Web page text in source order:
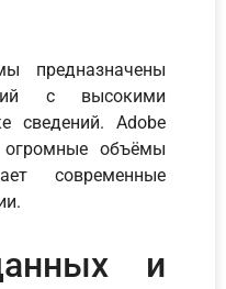
предназначены
с высокими
сведений. Adobe
огромные объёмы
современные
и